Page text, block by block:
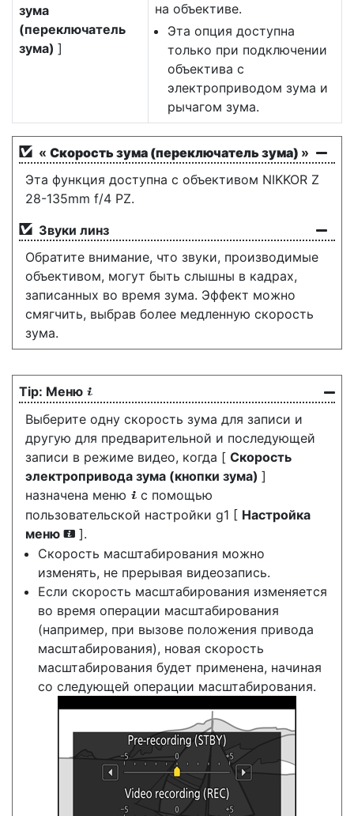
зума
(переключатель
зума) ]
на объективе.
Эта опция доступна
только при подключении
объектива с
электроприводом зума и
рычагом зума.
« Скорость зума (переключатель зума) »
Эта функция доступна с объективом NIKKOR Z
28-135mm f/4 PZ.
Звуки линз
Обратите внимание, что звуки, производимые
объективом, могут быть слышны в кадрах,
записанных во время зума. Эффект можно
смягчить, выбрав более медленную скорость
зума.
Меню i
Выберите одну скорость зума для записи и
другую для предварительной и последующей
записи в режиме видео, когда [ Скорость
электропривода зума (кнопки зума) ]
назначена меню i с помощью
пользовательской настройки g1 [ Настройка
меню i ].
Скорость масштабирования можно
изменять, не прерывая видеозапись.
Если скорость масштабирования изменяется
во время операции масштабирования
(например, при вызове положения привода
масштабирования), новая скорость
масштабирования будет применена, начиная
со следующей операции масштабирования.